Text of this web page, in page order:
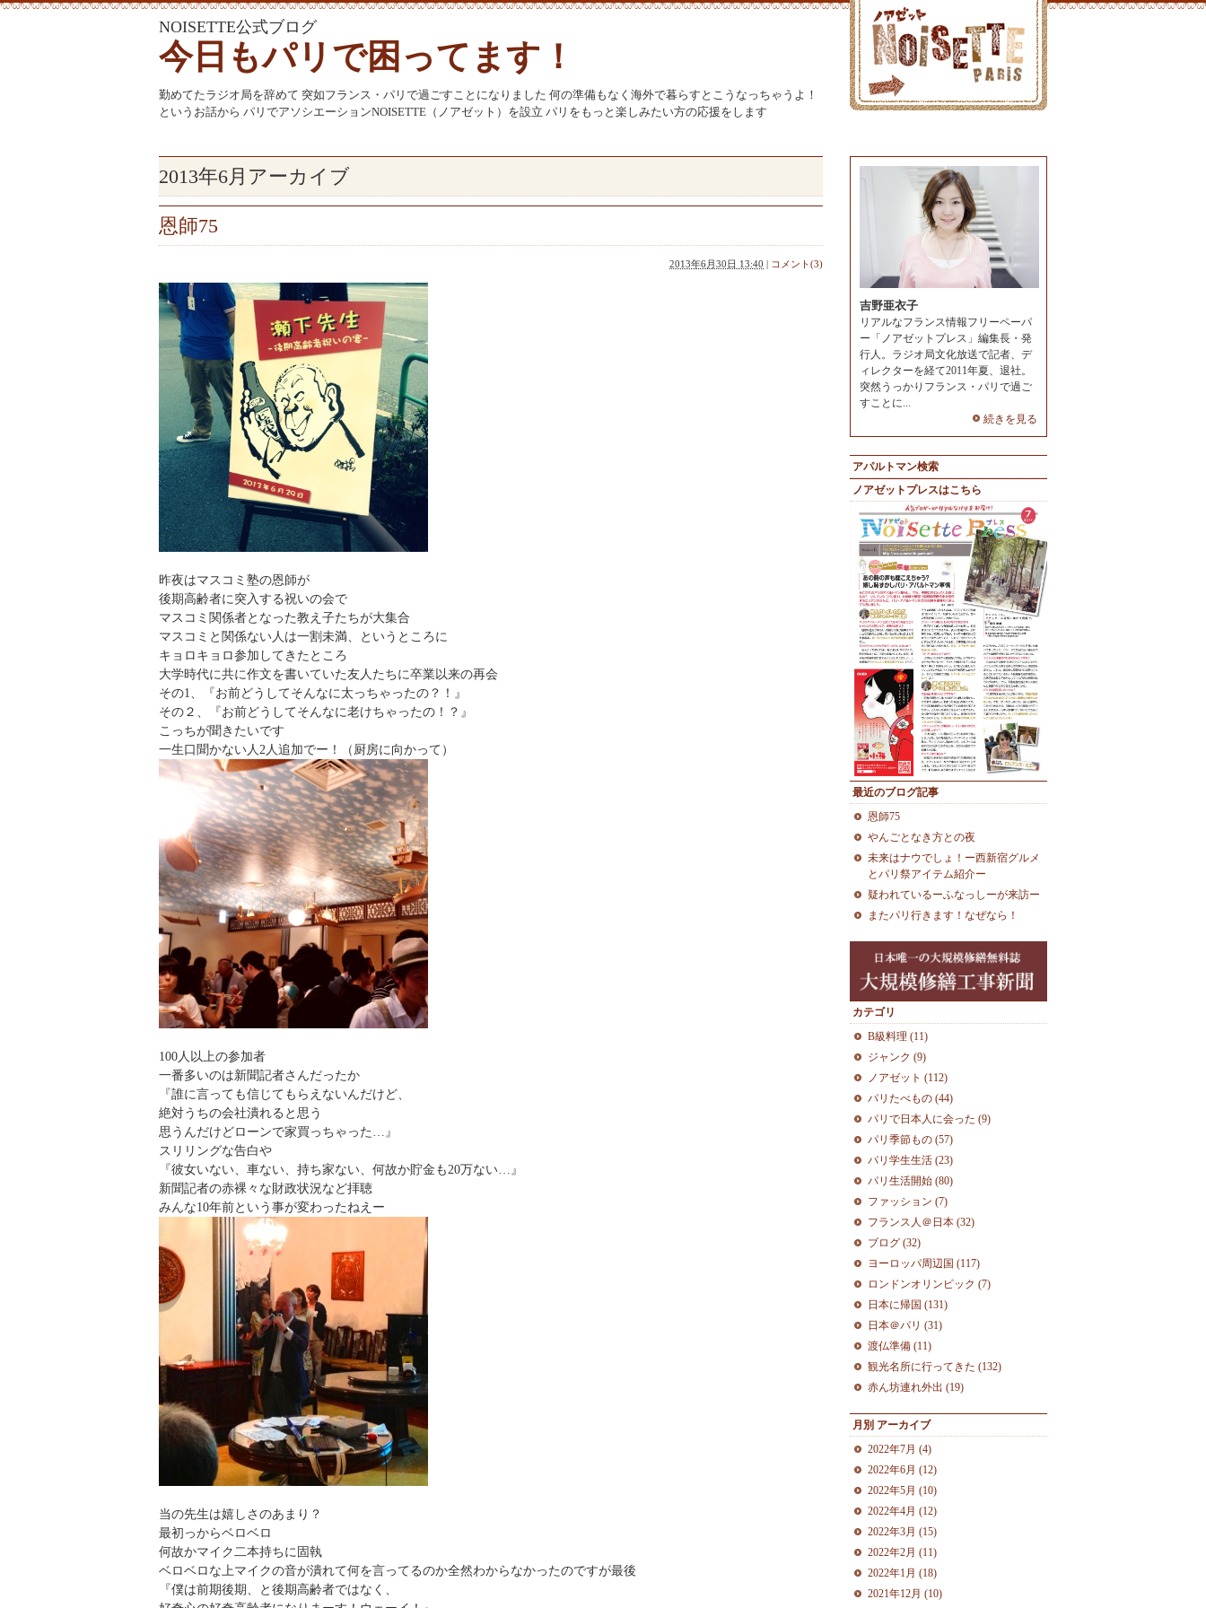
NOISETTE公式ブログ
今日もパリで困ってます！
勤めてたラジオ局を辞めて 突如フランス・パリで過ごすことになりました 何の準備もなく海外で暮らすとこうなっちゃうよ！
というお話から パリでアソシエーションNOISETTE（ノアゼット）を設立 パリをもっと楽しみたい方の応援をします
2013年6月アーカイブ
恩師75
2013年6月30日 13:40 | コメント(3)
昨夜はマスコミ塾の恩師が
後期高齢者に突入する祝いの会で
マスコミ関係者となった教え子たちが大集合
マスコミと関係ない人は一割未満、というところに
キョロキョロ参加してきたところ
大学時代に共に作文を書いていた友人たちに卒業以来の再会
その1、『お前どうしてそんなに太っちゃったの？！』
その２、『お前どうしてそんなに老けちゃったの！？』
こっちが聞きたいです
一生口聞かない人2人追加でー！（厨房に向かって）
100人以上の参加者
一番多いのは新聞記者さんだったか
『誰に言っても信じてもらえないんだけど、
絶対うちの会社潰れると思う
思うんだけどローンで家買っちゃった…』
スリリングな告白や
『彼女いない、車ない、持ち家ない、何故か貯金も20万ない…』
新聞記者の赤裸々な財政状況など拝聴
みんな10年前という事が変わったねえー
当の先生は嬉しさのあまり？
最初っからベロベロ
何故かマイク二本持ちに固執
ベロベロな上マイクの音が潰れて何を言ってるのか全然わからなかったのですが最後
『僕は前期後期、と後期高齢者ではなく、
吉野亜衣子
リアルなフランス情報フリーペーパ
ー「ノアゼットプレス」編集長・発
行人。ラジオ局文化放送で記者、デ
ィレクターを経て2011年夏、退社。
突然うっかりフランス・パリで過ご
すことに...
続きを見る
アパルトマン検索
ノアゼットプレスはこちら
最近のブログ記事
恩師75
やんごとなき方との夜
未来はナウでしょ！ー西新宿グルメ
とパリ祭アイテム紹介ー
疑われているーふなっしーが来訪ー
またパリ行きます！なぜなら！
カテゴリ
B級料理 (11)
ジャンク (9)
ノアゼット (112)
パリたべもの (44)
パリで日本人に会った (9)
パリ季節もの (57)
パリ学生生活 (23)
パリ生活開始 (80)
ファッション (7)
フランス人＠日本 (32)
ブログ (32)
ヨーロッパ周辺国 (117)
ロンドンオリンピック (7)
日本に帰国 (131)
日本＠パリ (31)
渡仏準備 (11)
観光名所に行ってきた (132)
赤ん坊連れ外出 (19)
月別 アーカイブ
2022年7月 (4)
2022年6月 (12)
2022年5月 (10)
2022年4月 (12)
2022年3月 (15)
2022年2月 (11)
2022年1月 (18)
2021年12月 (10)